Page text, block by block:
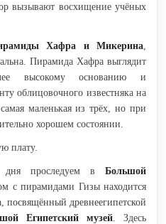
вызывают восхищение учёных
Хафра и Микерина
Пирамида Хафра выглядит
высокому основанию и
облицовочного известняка на
маленькая из трёх, но при
хорошем состоянии.
плату.
дня проследуем в Большой
с пирамидами Гизы находится
древнеегипетской
Египетский музей . Здесь